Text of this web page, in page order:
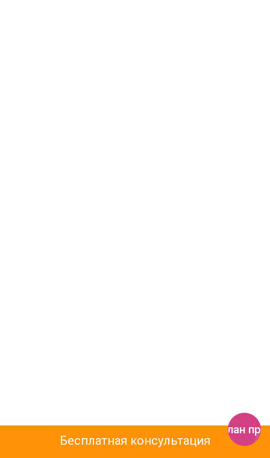
Получить план
Бесплатная консультация